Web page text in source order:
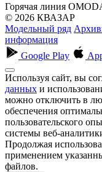
Горячая линия
© 2026 КВАЗАР
Модельный ряд
информация
Google Play
Используя сайт, вы
данных и
можно отключить в
обеспечения
пользовательского
системы веб-
Продолжая
применением
файлов.